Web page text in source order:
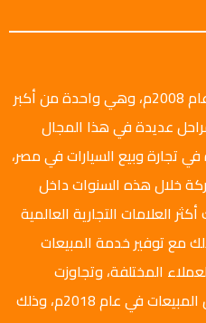
تأسست شركة الليثي أوتو جروب عام 2008م، وهي واحدة من أكبر
عديدة في هذا المجال
تجارة وبيع السيارات في مصر،
خلال هذه السنوات داخل
العلامات التجارية العالمية
مع توفير خدمة المبيعات
المختلفة، وتجاوزت
مجموعة الليثي أعلى مستوى من المبيعات في عام 2018م، وذلك